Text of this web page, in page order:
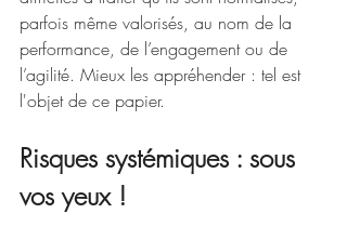
parfois même valorisés, au nom de la
performance, de l’engagement ou de
l’agilité. Mieux les appréhender : tel est
l'objet de ce papier.
Risques systémiques : sous
vos yeux !